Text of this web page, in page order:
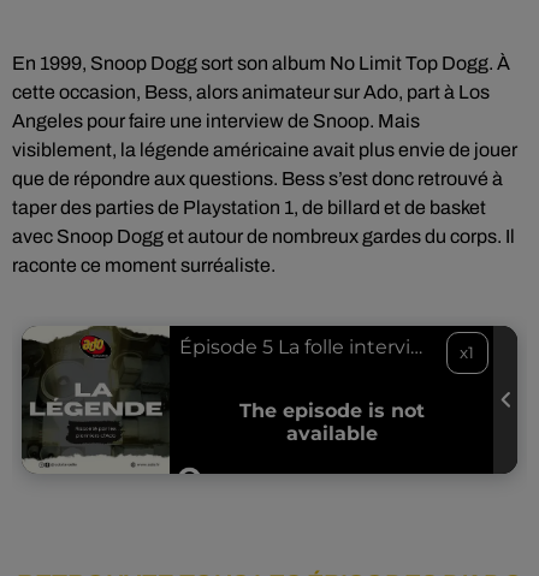
En 1999, Snoop Dogg sort son album No Limit Top Dogg. À
cette occasion, Bess, alors animateur sur Ado, part à Los
Angeles pour faire une interview de Snoop. Mais
visiblement, la légende américaine avait plus envie de jouer
que de répondre aux questions. Bess s’est donc retrouvé à
taper des parties de Playstation 1, de billard et de basket
avec Snoop Dogg et autour de nombreux gardes du corps. Il
raconte ce moment surréaliste.